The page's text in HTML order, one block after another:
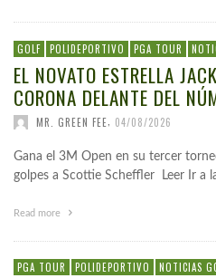
GOLF POLIDEPORTIVO PGA TOUR
EL NOVATO ESTRELLA
CORONA DELANTE DEL
MR. GREEN FEE 04/08/2026
Gana el 3M Open en su tercer
golpes a Scottie Scheffler Leer Ir a
Read more
PGA TOUR POLIDEPORTIVO NOTICIAS